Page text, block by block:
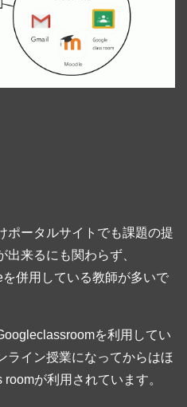
ポータルサイトでも課題の提
来るにも関わらず、
併用している教師が多いで
を利用してい
ライン授業になってからはほ
が利用されています。